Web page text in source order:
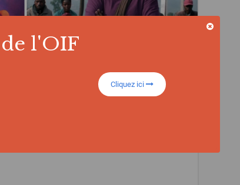
Congo Boy » primés à Cannes
l'OIF
Cliquez ici